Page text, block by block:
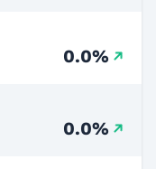
0.0%
0.0%